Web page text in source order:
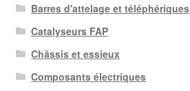
Barres d'attelage et téléphériques
Catalyseurs FAP
Châssis et essieux
Composants électriques